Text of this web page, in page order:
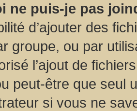
ne puis-je pas
d’ajouter des
groupe, ou par
l’ajout de
peut-être que seul
si vous ne